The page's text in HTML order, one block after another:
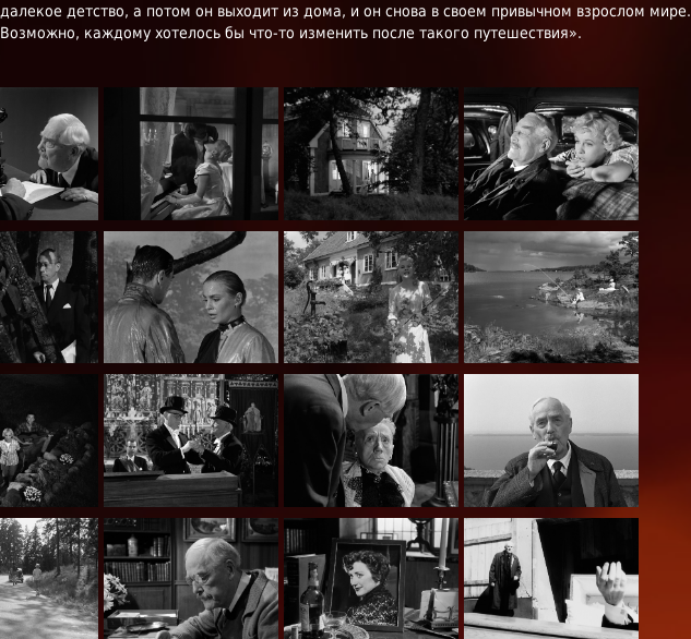
далекое детство, а потом он выходит из дома, и он снова в своем привычном взрослом мире.
Возможно, каждому хотелось бы что-то изменить после такого путешествия».